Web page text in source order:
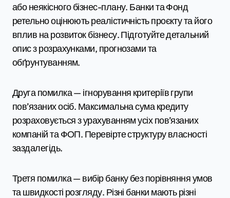
або неякісного бізнес-плану. Банки та Фонд
ретельно оцінюють реалістичність проєкту та його
вплив на розвиток бізнесу. Підготуйте детальний
опис з розрахунками, прогнозами та
обґрунтуванням.
Друга помилка — ігнорування критеріїв групи
пов’язаних осіб. Максимальна сума кредиту
розраховується з урахуванням усіх пов’язаних
компаній та ФОП. Перевірте структуру власності
заздалегідь.
Третя помилка — вибір банку без порівняння умов
та швидкості розгляду. Різні банки мають різні